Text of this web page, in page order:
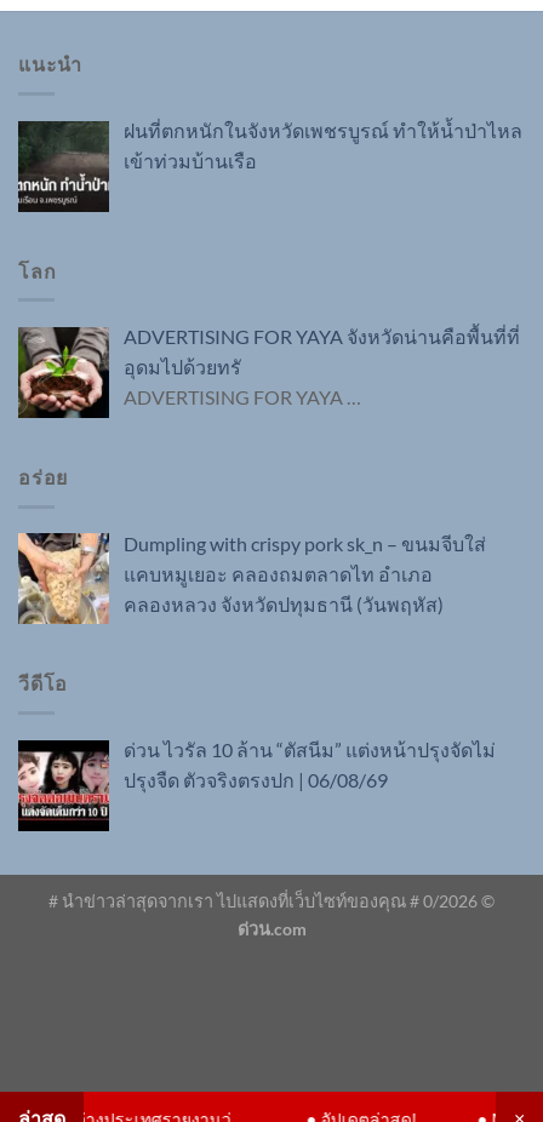
แนะนำ
ฝนที่ตกหนักในจังหวัดเพชรบูรณ์ ทำให้น้ำป่าไหล
เข้าท่วมบ้านเรือ
โลก
ADVERTISING FOR YAYA จังหวัดน่านคือพื้นที่ที่
อุดมไปด้วยทรั
ADVERTISING FOR YAYA …
อร่อย
Dumpling with crispy pork sk_n – ขนมจีบใส่
แคบหมูเยอะ คลองถมตลาดไท อำเภอ
คลองหลวง จังหวัดปทุมธานี (วันพฤหัส)
วีดีโอ
ด่วน ไวรัล 10 ล้าน “ตัสนีม” แต่งหน้าปรุงจัดไม่
ปรุงจืด ตัวจริงตรงปก | 06/08/69
# นำข่าวล่าสุดจากเรา ไปแสดงที่เว็บไซท์ของคุณ #0/2026 ©
ด่วน.com